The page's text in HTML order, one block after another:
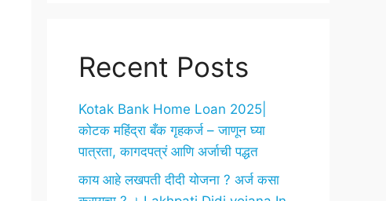
Recent Posts
Kotak Bank Home Loan 2025|
कोटक महिंद्रा बँक गृहकर्ज – जाणून घ्या
पात्रता, कागदपत्रं आणि अर्जाची पद्धत
काय आहे लखपती दीदी योजना ? अर्ज कसा